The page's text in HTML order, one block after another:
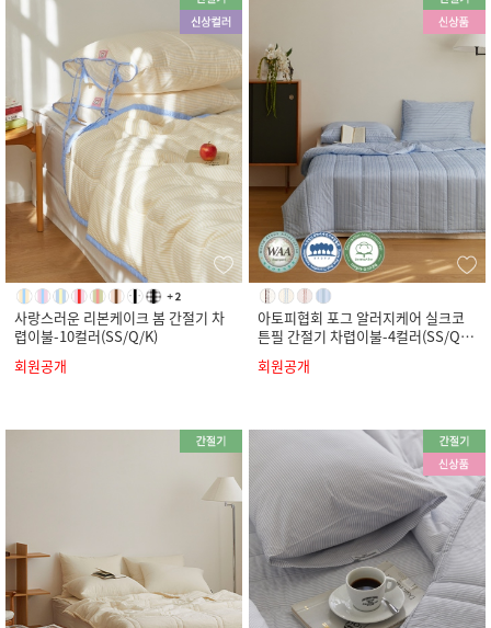
사랑스러운 리본케이크 봄 간절기 차
렵이불-10컬러(SS/Q/K)
회원공개
아토피협회 포그 알러지케어 실크코
튼필 간절기 차렵이불-4컬러(SS/Q/
회원공개